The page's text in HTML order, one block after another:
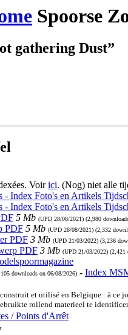
Spoorse
gathering Dust”
Voirici. (Nog) niet alle
- Index Foto's en Artikels
Index Foto's en Artikels
5 Mb (UPD 28/08/2021) (2,980
PDF 5 Mb (UPD 28/08/2021) (2,332
PDF 3 Mb (UPD 21/03/2022) (3,236
PDF 3 Mb (UPD 21/03/2022) (2,421
downloads on 06/08/2026) - Index
et utilisé en Belgique : à ce
rollend materieel te
/ Points d'Arrêt